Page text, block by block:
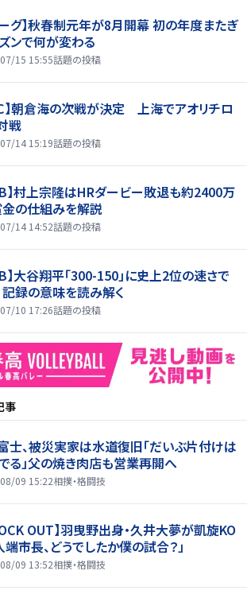
ーグ】秋春制元年が8月開幕 初の年度またぎ
ンで何が変わる
15 15:55話題の投稿
】朝倉海の次戦が決定 上海でアオリチロ
戦
14 15:19話題の投稿
】村上宗隆はHRダービー敗退も約2400万
の仕組みを解説
14 14:52話題の投稿
】大谷翔平「300-150」に史上2位の速さで
録の意味を読み解く
10 17:26話題の投稿
事
士、被災実家は水道復旧「だいぶ片付けは
る」父の焼き肉店も営業再開へ
09 15:22相撲・格闘技
OUT】羽曳野出身・久井大夢が凱旋KO
端市長、どうでしたか僕の試合？」
09 13:52相撲・格闘技